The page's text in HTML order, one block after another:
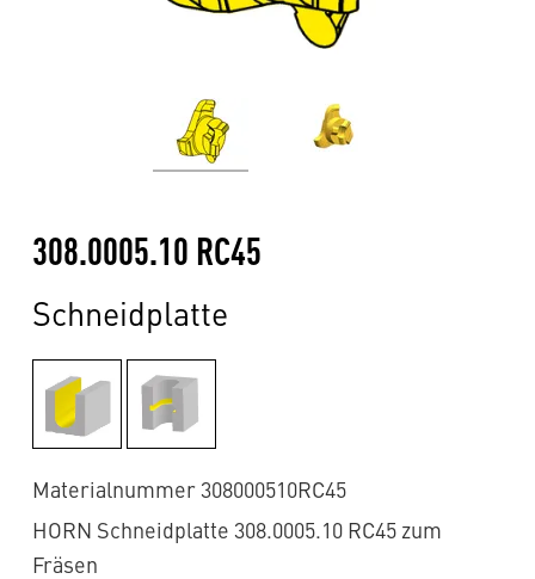
308.0005.10 RC45
Schneidplatte
Materialnummer 308000510RC45
HORN Schneidplatte 308.0005.10 RC45 zum
Fräsen